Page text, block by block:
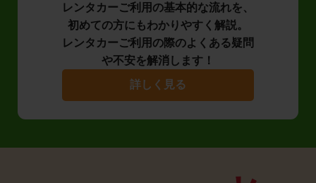
レンタカーご利用の基本的な流れを、
初めての方にもわかりやすく解説。
レンタカーご利用の際のよくある疑問
や不安を解消します！
詳しく見る